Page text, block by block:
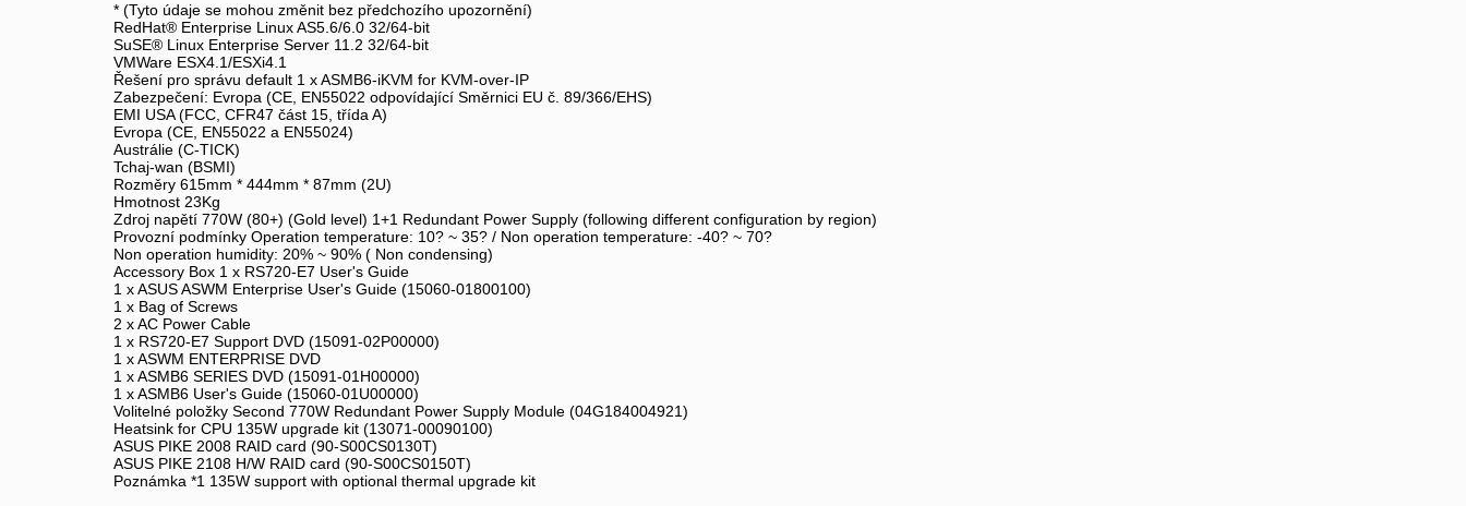
* (Tyto údaje se mohou změnit bez předchozího upozornění)
RedHat® Enterprise Linux AS5.6/6.0 32/64-bit
SuSE® Linux Enterprise Server 11.2 32/64-bit
VMWare ESX4.1/ESXi4.1
Řešení pro správu default 1 x ASMB6-iKVM for KVM-over-IP
Zabezpečení: Evropa (CE, EN55022 odpovídající Směrnici EU č. 89/366/EHS)
EMI USA (FCC, CFR47 část 15, třída A)
Evropa (CE, EN55022 a EN55024)
Austrálie (C-TICK)
Tchaj-wan (BSMI)
Rozměry 615mm * 444mm * 87mm (2U)
Hmotnost 23Kg
Zdroj napětí 770W (80+) (Gold level) 1+1 Redundant Power Supply (following different configuration by region)
Provozní podmínky Operation temperature: 10? ~ 35? / Non operation temperature: -40? ~ 70?
Non operation humidity: 20% ~ 90% ( Non condensing)
Accessory Box 1 x RS720-E7 User's Guide
1 x ASUS ASWM Enterprise User's Guide (15060-01800100)
1 x Bag of Screws
2 x AC Power Cable
1 x RS720-E7 Support DVD (15091-02P00000)
1 x ASWM ENTERPRISE DVD
1 x ASMB6 SERIES DVD (15091-01H00000)
1 x ASMB6 User's Guide (15060-01U00000)
Volitelné položky Second 770W Redundant Power Supply Module (04G184004921)
Heatsink for CPU 135W upgrade kit (13071-00090100)
ASUS PIKE 2008 RAID card (90-S00CS0130T)
ASUS PIKE 2108 H/W RAID card (90-S00CS0150T)
Poznámka *1 135W support with optional thermal upgrade kit